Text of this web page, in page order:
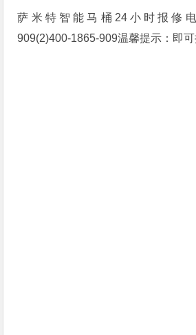
萨米特智能马桶24小时报修电
909(2)400-1865-909温馨提示：即可